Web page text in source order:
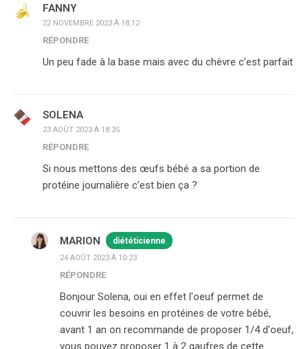
FANNY
22 NOVEMBRE 2023 À 18:12
RÉPONDRE
Un peu fade à la base mais avec du chèvre c’est parfait
SOLENA
23 AOÛT 2023 À 18:35
RÉPONDRE
Si nous mettons des œufs bébé a sa portion de
protéine journalière c’est bien ça ?
MARION diététicienne
24 AOÛT 2023 À 10:23
RÉPONDRE
Bonjour Solena, oui en effet l'oeuf permet de
couvrir les besoins en protéines de votre bébé,
avant 1 an on recommande de proposer 1/4 d'oeuf,
vous pouvez proposer 1 à 2 gaufres de cette